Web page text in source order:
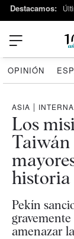
Destacamos:
OPINIÓN
ASIA |
Los
Taiwán
historia
Pekín
amenazar